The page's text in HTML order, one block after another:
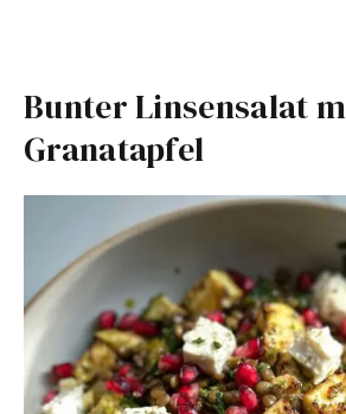
Bunter Linsensalat
Granatapfel